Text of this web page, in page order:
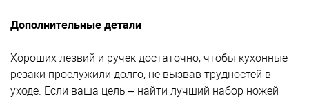
Дополнительные детали
Хороших лезвий и ручек достаточно, чтобы кухонные
резаки прослужили долго, не вызвав трудностей в
уходе. Если ваша цель – найти лучший набор ножей